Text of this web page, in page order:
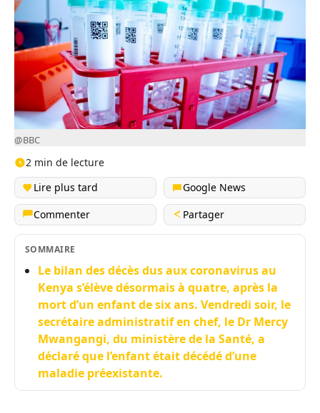
@BBC
2 min de lecture
Lire plus tard
Google News
Commenter
Partager
SOMMAIRE
Le bilan des décès dus aux coronavirus au
Kenya s’élève désormais à quatre, après la
mort d’un enfant de six ans. Vendredi soir, le
secrétaire administratif en chef, le Dr Mercy
Mwangangi, du ministère de la Santé, a
déclaré que l’enfant était décédé d’une
maladie préexistante.